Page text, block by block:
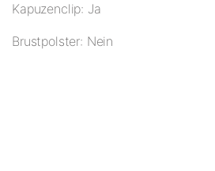
Kapuzenclip: Ja
Brustpolster: Nein